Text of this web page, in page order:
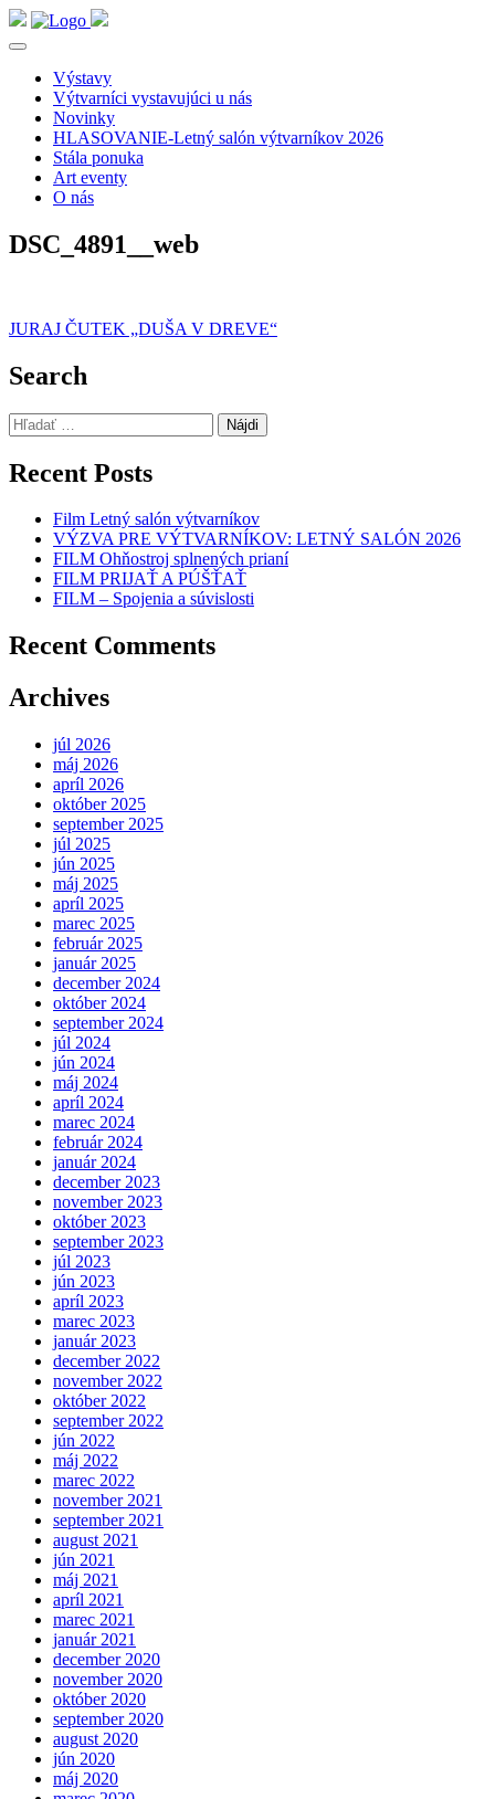
Výstavy
Výtvarníci vystavujúci u nás
Novinky
HLASOVANIE-Letný salón výtvarníkov 2026
Stála ponuka
Art eventy
O nás
DSC_4891__web
Navigácia
v
článku
JURAJ ČUTEK „DUŠA V DREVE“
Search
Hľadať:
Recent Posts
Film Letný salón výtvarníkov
VÝZVA PRE VÝTVARNÍKOV: LETNÝ SALÓN 2026
FILM Ohňostroj splnených prianí
FILM PRIJAŤ A PÚŠŤAŤ
FILM – Spojenia a súvislosti
Recent Comments
Archives
júl 2026
máj 2026
apríl 2026
október 2025
september 2025
júl 2025
jún 2025
máj 2025
apríl 2025
marec 2025
február 2025
január 2025
december 2024
október 2024
september 2024
júl 2024
jún 2024
máj 2024
apríl 2024
marec 2024
február 2024
január 2024
december 2023
november 2023
október 2023
september 2023
júl 2023
jún 2023
apríl 2023
marec 2023
január 2023
december 2022
november 2022
október 2022
september 2022
jún 2022
máj 2022
marec 2022
november 2021
september 2021
august 2021
jún 2021
máj 2021
apríl 2021
marec 2021
január 2021
december 2020
november 2020
október 2020
september 2020
august 2020
jún 2020
máj 2020